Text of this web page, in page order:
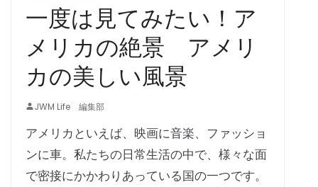
一度は見てみたい！ア
メリカの絶景 アメリ
カの美しい風景
JWM Life 編集部
アメリカといえば、映画に音楽、ファッショ
ンに車。私たちの日常生活の中で、様々な面
で密接にかかわりあっている国の一つです。